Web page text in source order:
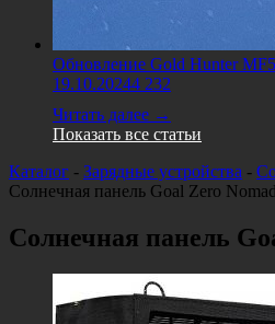
Обновление Gold Hunter
19.10.20244 232
Читать далее →
Показать все статьи
Каталог - Зарядные устройства -
Солнечная панель Goal Zero
Солнечная панель